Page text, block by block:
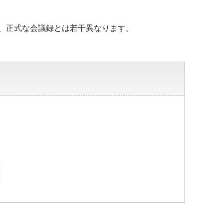
正式な会議録とは若干異なります。